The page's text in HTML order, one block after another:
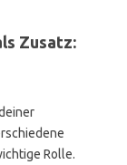
Zusatz:
Rolle.